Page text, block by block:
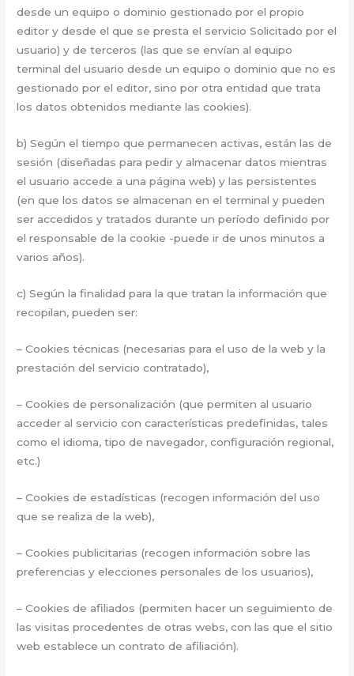
desde un equipo o dominio gestionado por el propio
editor y desde el que se presta el servicio Solicitado por el
usuario) y de terceros (las que se envían al equipo
terminal del usuario desde un equipo o dominio que no es
gestionado por el editor, sino por otra entidad que trata
los datos obtenidos mediante las cookies).
b) Según el tiempo que permanecen activas, están las de
sesión (diseñadas para pedir y almacenar datos mientras
el usuario accede a una página web) y las persistentes
(en que los datos se almacenan en el terminal y pueden
ser accedidos y tratados durante un período definido por
el responsable de la cookie -puede ir de unos minutos a
varios años).
c) Según la finalidad para la que tratan la información que
recopilan, pueden ser:
– Cookies técnicas (necesarias para el uso de la web y la
prestación del servicio contratado),
– Cookies de personalización (que permiten al usuario
acceder al servicio con características predefinidas, tales
como el idioma, tipo de navegador, configuración regional,
etc.)
– Cookies de estadísticas (recogen información del uso
que se realiza de la web),
– Cookies publicitarias (recogen información sobre las
preferencias y elecciones personales de los usuarios),
– Cookies de afiliados (permiten hacer un seguimiento de
las visitas procedentes de otras webs, con las que el sitio
web establece un contrato de afiliación).